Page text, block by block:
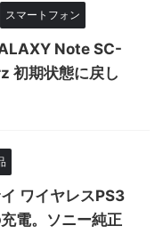
スマートフォン
Note SC-
初期状態に戻し
ワイヤレスPS3
電。ソニー純正